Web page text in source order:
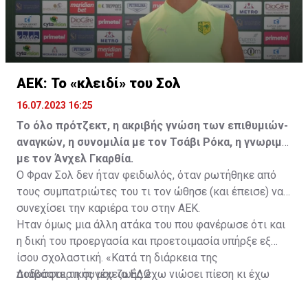
ΑΕΚ: Το «κλειδί» του Σολ
16.07.2023 16:25
Το όλο πρότζεκτ, η ακριβής γνώση των επιθυμιών-
αναγκών, η συνομιλία με τον Τσάβι Ρόκα, η γνωριμία
με τον Άνχελ Γκαρθία.
Ο Φραν Σολ δεν ήταν φειδωλός, όταν ρωτήθηκε από
τους συμπατριώτες του τι τον ώθησε (και έπεισε) να
συνεχίσει την καριέρα του στην ΑΕΚ.
Ήταν όμως μια άλλη ατάκα του που φανέρωσε ότι και
η δική του προεργασία και προετοιμασία υπήρξε εξ
ίσου σχολαστική. «Κατά τη διάρκεια της
ποδοσφαιρικής μου ζωής έχω νιώσει πίεση κι έχω
Διαβάστε τη συνέχειαΕΔΩ